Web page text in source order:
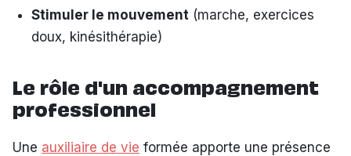
Stimuler le mouvement (marche, exercices
doux, kinésithérapie)
Le rôle d'un accompagnement
professionnel
Une auxiliaire de vie formée apporte une présence